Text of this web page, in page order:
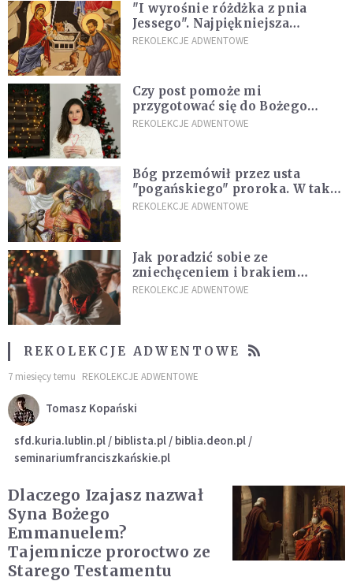
"I wyrośnie różdżka z pnia
Jessego". Najpiękniejsza
zapowiedź Mesjasza w Piśmie
REKOLEKCJE ADWENTOWE
Czy post pomoże mi
przygotować się do Bożego
Narodzenia? Jezuita: to zależy
REKOLEKCJE ADWENTOWE
Bóg przemówił przez usta
"pogańskiego" proroka. W taki
sposób zapowiedział przyjście
REKOLEKCJE ADWENTOWE
Jak poradzić sobie ze
zniechęceniem i brakiem
gorliwości? Praktyczne rady
REKOLEKCJE ADWENTOWE
REKOLEKCJE ADWENTOWE
7 miesięcy temu REKOLEKCJE ADWENTOWE
Tomasz Kopański
sfd.kuria.lublin.pl / biblista.pl / biblia.deon.pl /
seminariumfranciszkańskie.pl
Dlaczego Izajasz nazwał
Syna Bożego
Emmanuelem?
Tajemnicze proroctwo ze
Starego Testamentu